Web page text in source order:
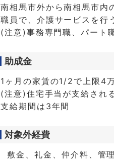
南相馬市外から南相馬市内
職員で、介護サービスを行
(注意)事務専門職、パート
助成金
1ヶ月の家賃の1/2で上限4
(注意)住宅手当が支給され
支給期間は3年間
対象外経費
敷金、礼金、仲介料、管